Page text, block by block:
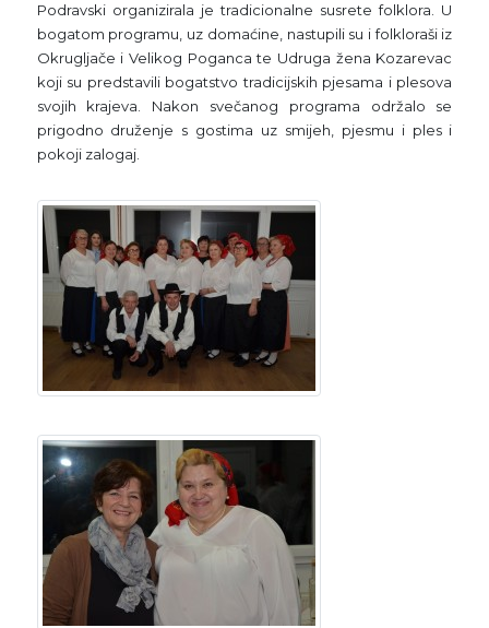
Podravski organizirala je tradicionalne susrete folklora. U
bogatom programu, uz domaćine, nastupili su i folkloraši iz
Okrugljače i Velikog Poganca te Udruga žena Kozarevac
koji su predstavili bogatstvo tradicijskih pjesama i plesova
svojih krajeva. Nakon svečanog programa održalo se
prigodno druženje s gostima uz smijeh, pjesmu i ples i
pokoji zalogaj.